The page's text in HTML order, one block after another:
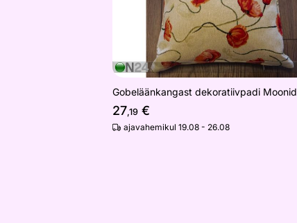
Gobeläänkangast dekoratiivpadi Moonid
27,19 €
ajavahemikul 19.08 - 26.08